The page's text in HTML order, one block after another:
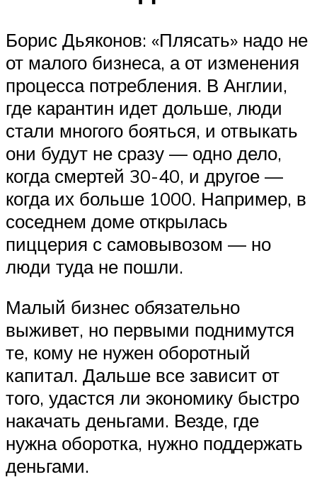
Борис Дьяконов: «Плясать» надо не
от малого бизнеса, а от изменения
процесса потребления. В Англии,
где карантин идет дольше, люди
стали многого бояться, и отвыкать
они будут не сразу — одно дело,
когда смертей 30-40, и другое —
когда их больше 1000. Например, в
соседнем доме открылась
пиццерия с самовывозом — но
люди туда не пошли.
Малый бизнес обязательно
выживет, но первыми поднимутся
те, кому не нужен оборотный
капитал. Дальше все зависит от
того, удастся ли экономику быстро
накачать деньгами. Везде, где
нужна оборотка, нужно поддержать
деньгами.